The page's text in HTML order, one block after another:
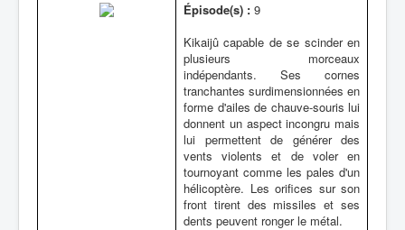
Épisode(s) : 9
Kikaijû capable de se scinder en
plusieurs morceaux
indépendants. Ses cornes
tranchantes surdimensionnées en
forme d'ailes de chauve-souris lui
donnent un aspect incongru mais
lui permettent de générer des
vents violents et de voler en
tournoyant comme les pales d'un
hélicoptère. Les orifices sur son
front tirent des missiles et ses
dents peuvent ronger le métal.